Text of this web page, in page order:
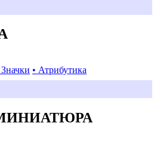
Значки • Атрибутика